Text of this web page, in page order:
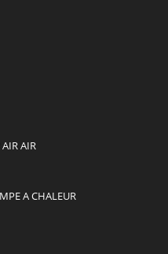
AIR
A CHALEUR